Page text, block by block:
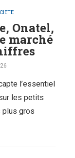
Onatel,
marché
l’essentiel
les petits
plus gros